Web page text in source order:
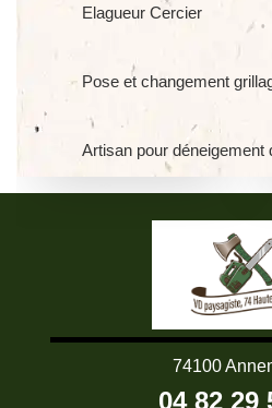
Elagueur Cercier
Pose et changement
Artisan pour déneigement
74100
04 82 29